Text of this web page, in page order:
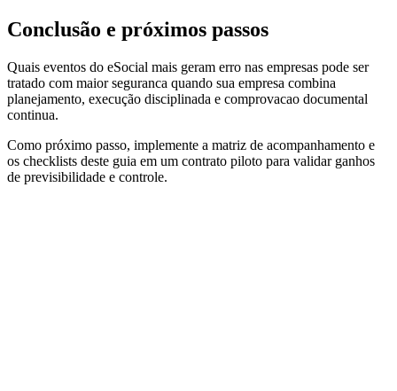
Conclusão e próximos passos
Quais eventos do eSocial mais geram erro nas empresas pode ser
tratado com maior seguranca quando sua empresa combina
planejamento, execução disciplinada e comprovacao documental
continua.
Como próximo passo, implemente a matriz de acompanhamento e
os checklists deste guia em um contrato piloto para validar ganhos
de previsibilidade e controle.